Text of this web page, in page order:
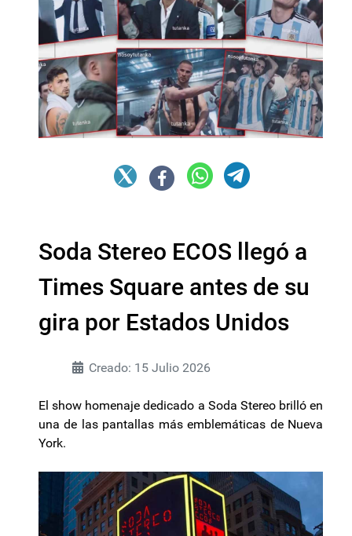
Soda Stereo ECOS llegó a
Times Square antes de su
gira por Estados Unidos
Creado: 15 Julio 2026
El show homenaje dedicado a Soda Stereo brilló en
una de las pantallas más emblemáticas de Nueva
York.